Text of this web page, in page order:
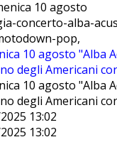
concerto-alba-
pop,
10 agosto "Alba
degli Americani
10 agosto "Alba
degli Americani
13:02
13:02